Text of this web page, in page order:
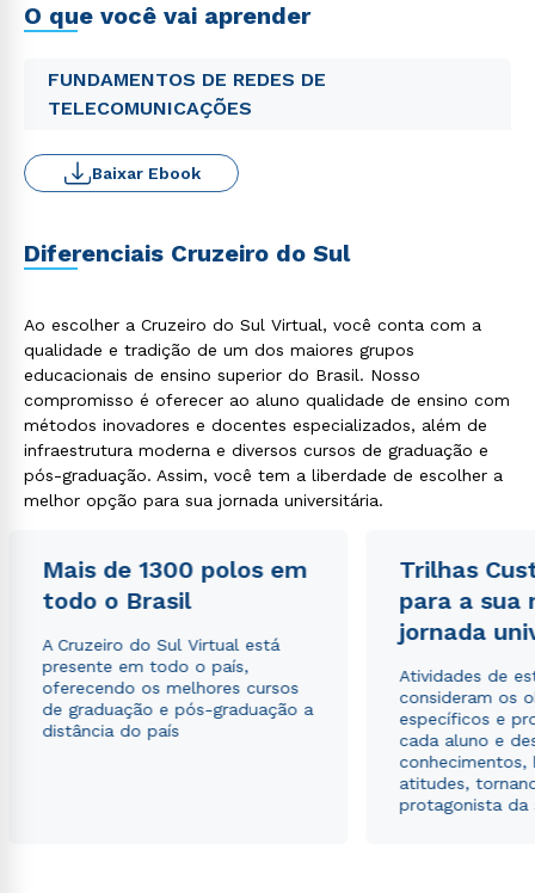
O que você vai aprender
FUNDAMENTOS DE REDES DE
TELECOMUNICAÇÕES
Baixar Ebook
Diferenciais Cruzeiro do Sul
Ao escolher a Cruzeiro do Sul Virtual, você conta com a
qualidade e tradição de um dos maiores grupos
educacionais de ensino superior do Brasil. Nosso
compromisso é oferecer ao aluno qualidade de ensino com
métodos inovadores e docentes especializados, além de
infraestrutura moderna e diversos cursos de graduação e
pós-graduação. Assim, você tem a liberdade de escolher a
melhor opção para sua jornada universitária.
Mais de 1300 polos em
todo o Brasil
A Cruzeiro do Sul Virtual está
presente em todo o país,
oferecendo os melhores cursos
de graduação e pós-graduação a
distância do país
Trilhas
para a sua
jornada
Atividades de
consideram os
específicos e
cada aluno e
conhecimentos,
atitudes,
protagonista da